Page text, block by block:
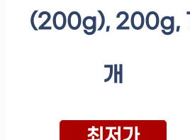
(200g), 200g,
개